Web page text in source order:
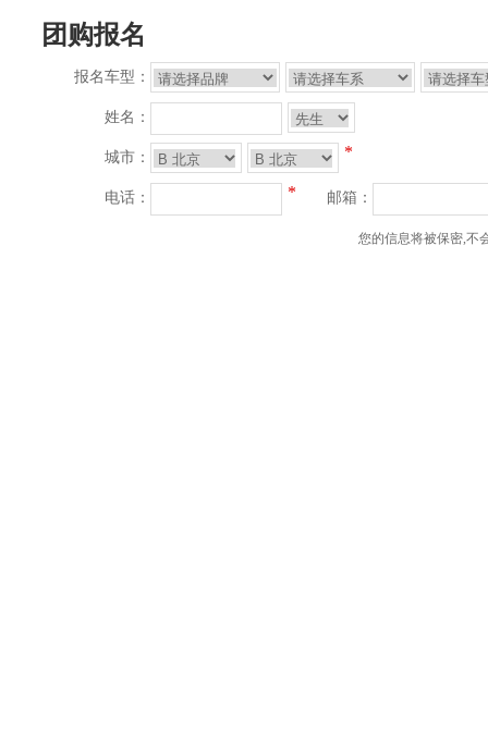
团购报名
报名车型：
姓名：
城市： *
电话： * 邮箱：
您的信息将被保密,不